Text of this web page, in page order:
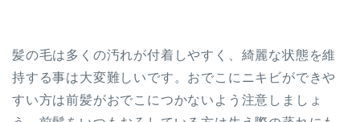
髪の毛は多くの汚れが付着しやすく、綺麗な状態を維
持する事は大変難しいです。おでこにニキビができや
すい方は前髪がおでこにつかないよう注意しましょ